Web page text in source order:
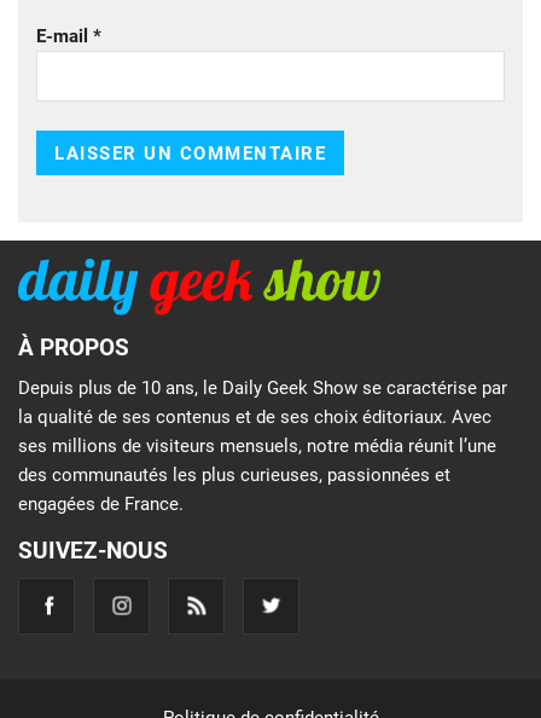
E-mail *
À PROPOS
Depuis plus de 10 ans, le Daily Geek Show se caractérise par
la qualité de ses contenus et de ses choix éditoriaux. Avec
ses millions de visiteurs mensuels, notre média réunit l’une
des communautés les plus curieuses, passionnées et
engagées de France.
SUIVEZ-NOUS